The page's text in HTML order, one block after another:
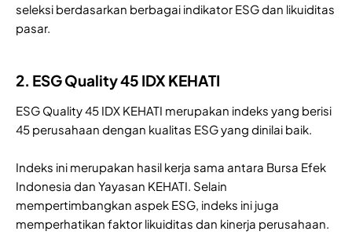
seleksi berdasarkan berbagai indikator ESG dan likuiditas
pasar.
2. ESG Quality 45 IDX KEHATI
ESG Quality 45 IDX KEHATI merupakan indeks yang berisi
45 perusahaan dengan kualitas ESG yang dinilai baik.
Indeks ini merupakan hasil kerja sama antara Bursa Efek
Indonesia dan Yayasan KEHATI. Selain
mempertimbangkan aspek ESG, indeks ini juga
memperhatikan faktor likuiditas dan kinerja perusahaan.